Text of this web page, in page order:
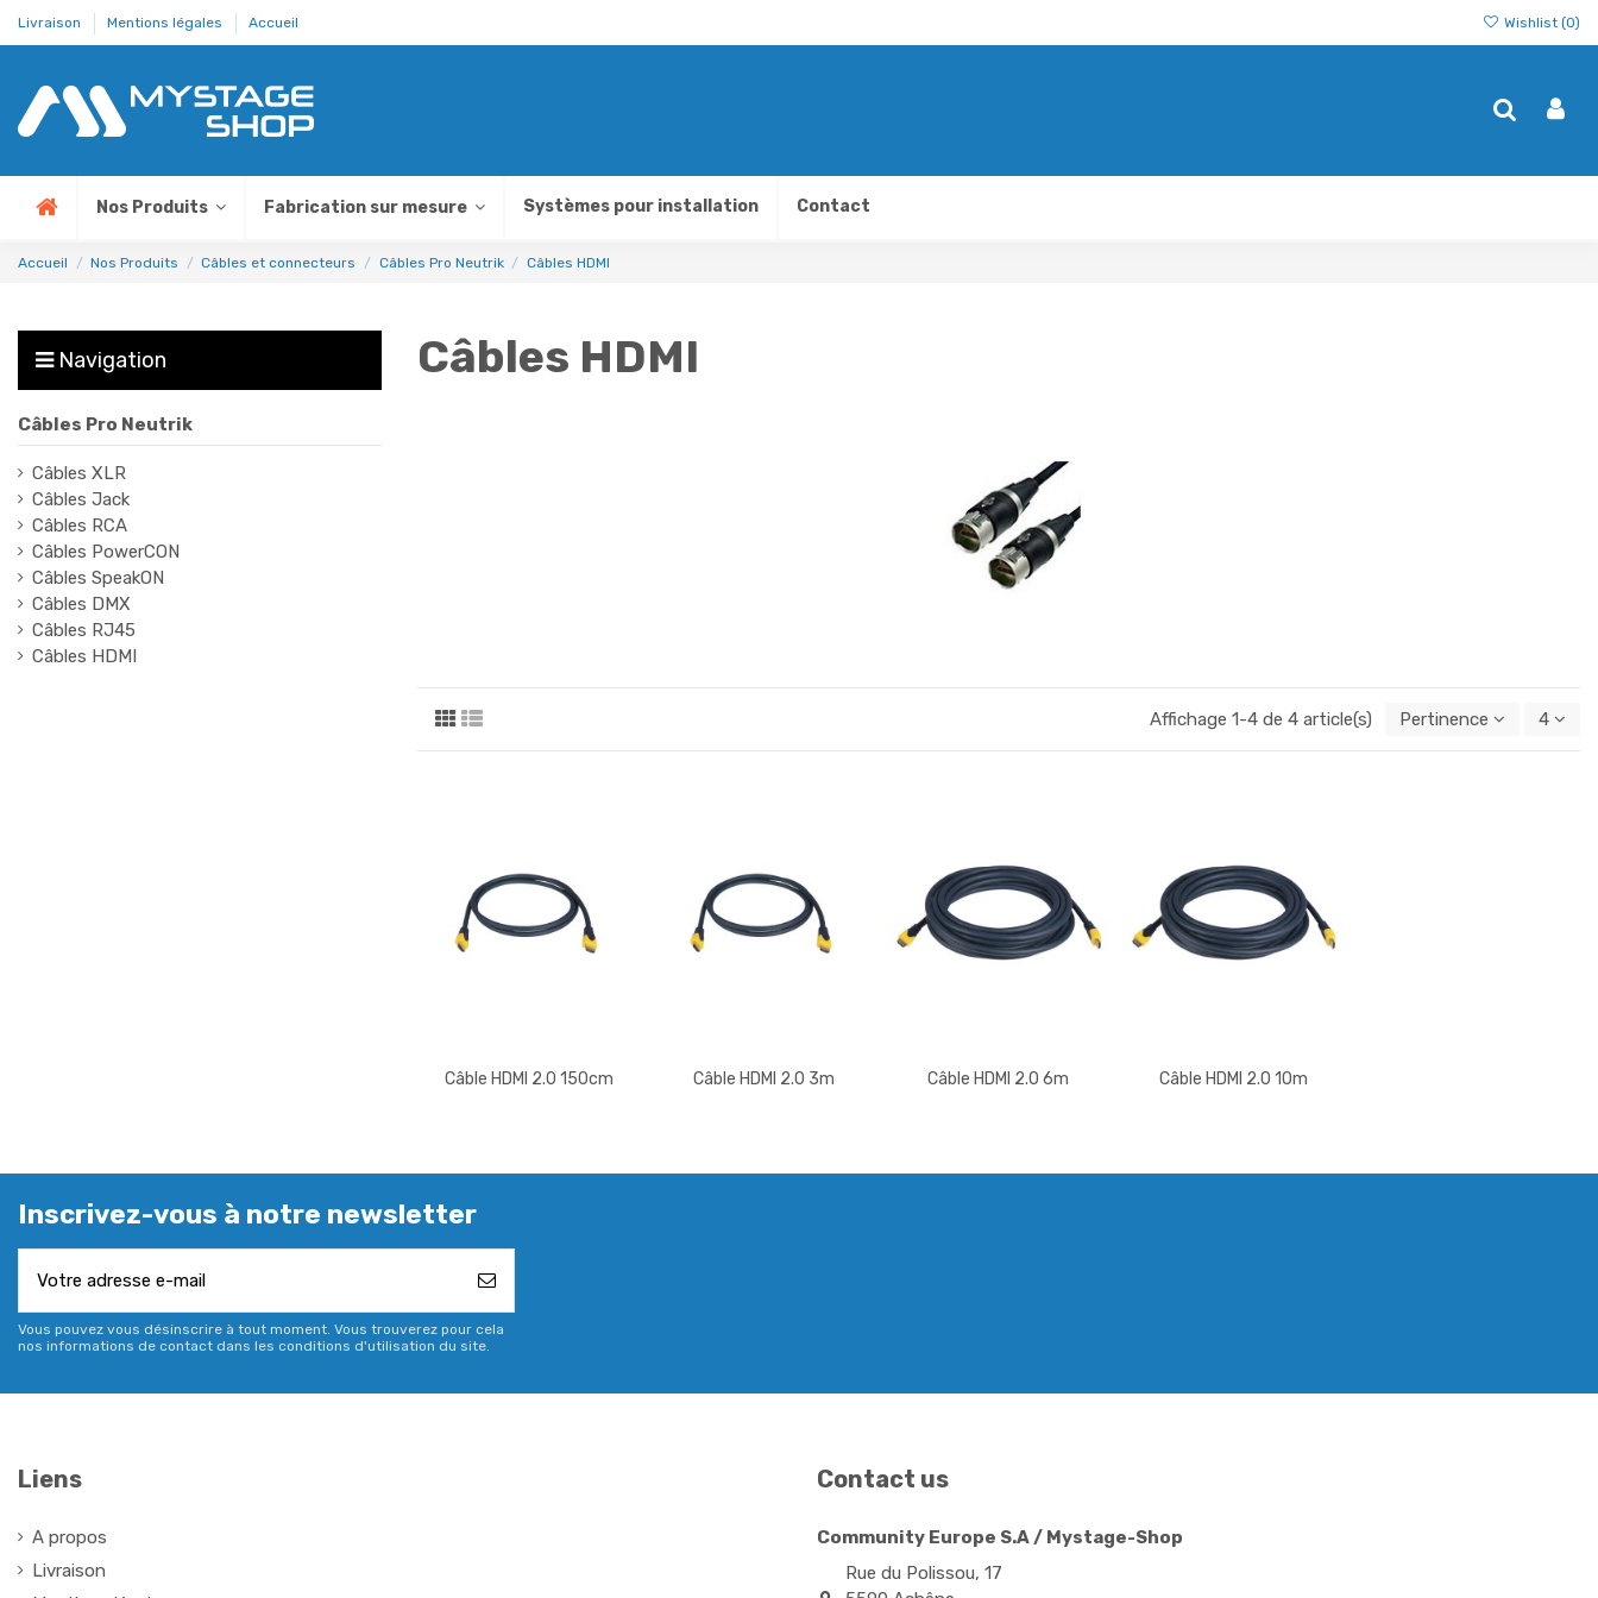
Livraison Mentions légales Accueil Wishlist (0)
Nos Produits Fabrication sur mesure Systèmes pour installation Contact
Accueil Nos Produits Câbles et connecteurs Câbles Pro Neutrik Câbles HDMI
Câbles HDMI
Affichage 1-4 de 4 article(s) Pertinence 4
Câble HDMI 2.0 150cm Câble HDMI 2.0 3m Câble HDMI 2.0 6m Câble HDMI 2.0 10m
Navigation
Câbles Pro Neutrik
Câbles XLR
Câbles Jack
Câbles RCA
Câbles PowerCON
Câbles SpeakON
Câbles DMX
Câbles RJ45
Câbles HDMI
Inscrivez-vous à notre newsletter
Vous pouvez vous désinscrire à tout moment. Vous trouverez pour cela
nos informations de contact dans les conditions d'utilisation du site.
Liens
A propos
Livraison
Contact us
Community Europe S.A / Mystage-Shop
Rue du Polissou, 17